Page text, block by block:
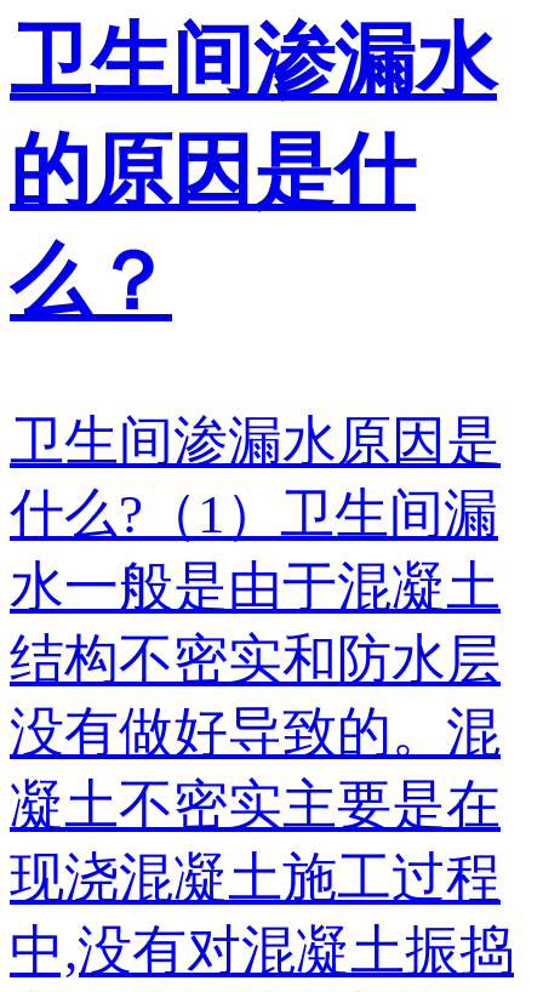
卫生间渗漏水
的原因是什
么？
卫生间渗漏水原因是
什么?（1）卫生间漏
水一般是由于混凝土
结构不密实和防水层
没有做好导致的。混
凝土不密实主要是在
现浇混凝土施工过程
中,没有对混凝土振捣